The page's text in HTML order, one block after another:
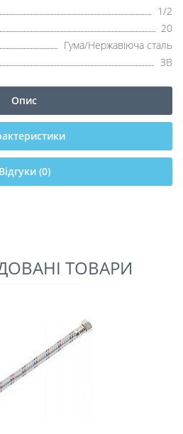
1/2
20
Гума/Нержавіюча сталь
ЗВ
Опис
Відгуки (0)
ТОВАРИ